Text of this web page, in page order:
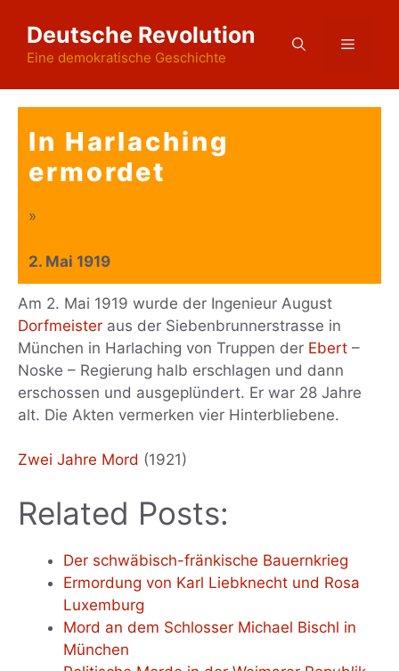
Inhalt
springen
Deutsche Revolution
Eine demokratische Geschichte
Menü
In Harlaching
ermordet
»
2. Mai 1919
Am 2. Mai 1919 wurde der Ingenieur August
Dorfmeister aus der Siebenbrunnerstrasse in
München in Harlaching von Truppen der Ebert –
Noske – Regierung halb erschlagen und dann
erschossen und ausgeplündert. Er war 28 Jahre
alt. Die Akten vermerken vier Hinterbliebene.
Zwei Jahre Mord (1921)
Related Posts:
Der schwäbisch-fränkische Bauernkrieg
Ermordung von Karl Liebknecht und Rosa
Luxemburg
Mord an dem Schlosser Michael Bischl in
München